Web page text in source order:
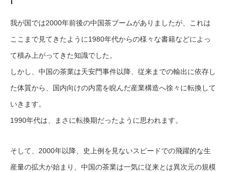
我が国では2000年前後の中国茶ブームがありましたが、これは
ここまで見てきたように1980年代からの様々な書籍などによっ
て積み上がってきた知識でした。
しかし、中国の茶業は天安門事件以降、従来までの輸出に依存し
た体質から、国内向けの内需を睨んだ産業構造へ徐々に転換して
いきます。
1990年代は、まさに転換期だったように思われます。
そして、2000年以降、史上例を見ないスピードでの飛躍的な生
産量の拡大が始まり、中国の茶業は一気に従来とは異次元の規模